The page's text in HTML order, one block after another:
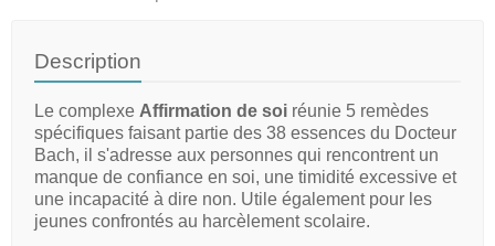
Description
Le complexe Affirmation de soi réunie 5 remèdes
spécifiques faisant partie des 38 essences du Docteur
Bach, il s'adresse aux personnes qui rencontrent un
manque de confiance en soi, une timidité excessive et
une incapacité à dire non. Utile également pour les
jeunes confrontés au harcèlement scolaire.